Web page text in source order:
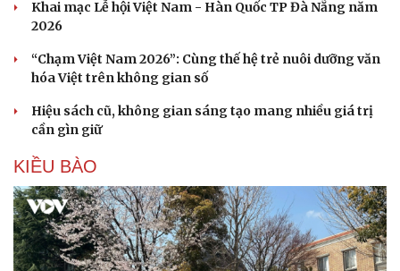
Ấn tượng khai mạc Festival võ thuật quốc tế Hà
Nội năm 2026
Khai mạc Liên hoan Lân Sư Rồng quốc tế và Lễ hội
đường phố Quy Nhơn - Gia Lai
Khai mạc Lễ hội Việt Nam - Hàn Quốc TP Đà Nẵng năm
2026
“Chạm Việt Nam 2026”: Cùng thế hệ trẻ nuôi dưỡng văn